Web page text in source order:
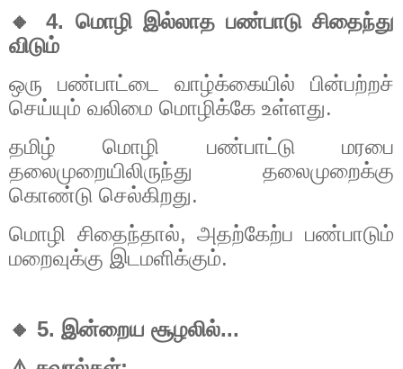
🔸 4. மொழி இல்லாத பண்பாடு சிதைந்து
விடும்
ஒரு
பண்பாட்டை வாழ்க்கையில்
பின்பற்றச்
செய்யும் வலிமை மொழிக்கே உள்ளது.
தமிழ்
மொழி பண்பாட்டு
மரபை
தலைமுறையிலிருந்து
தலைமுறைக்கு
கொண்டு செல்கிறது.
மொழி சிதைந்தால்,அதற்கேற்ப பண்பாடும்
மறைவுக்கு இடமளிக்கும்.
🔸 5. இன்றைய சூழலில்...